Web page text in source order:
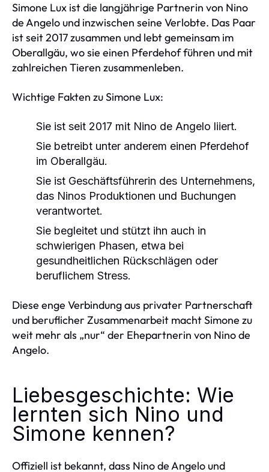
Simone Lux ist die langjährige Partnerin von Nino
de Angelo und inzwischen seine Verlobte. Das Paar
ist seit 2017 zusammen und lebt gemeinsam im
Oberallgäu, wo sie einen Pferdehof führen und mit
zahlreichen Tieren zusammenleben.
Wichtige Fakten zu Simone Lux:
Sie ist seit 2017 mit Nino de Angelo liiert.
Sie betreibt unter anderem einen Pferdehof
im Oberallgäu.
Sie ist Geschäftsführerin des Unternehmens,
das Ninos Produktionen und Buchungen
verantwortet.
Sie begleitet und stützt ihn auch in
schwierigen Phasen, etwa bei
gesundheitlichen Rückschlägen oder
beruflichem Stress.
Diese enge Verbindung aus privater Partnerschaft
und beruflicher Zusammenarbeit macht Simone zu
weit mehr als „nur“ der Ehepartnerin von Nino de
Angelo.
Liebesgeschichte: Wie
lernten sich Nino und
Simone kennen?
Offiziell ist bekannt, dass Nino de Angelo und